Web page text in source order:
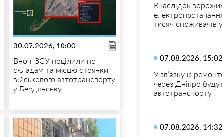
30.07.2026, 10:00
Вночі ЗСУ поцілили по
складам та місцю стоянки
військового автотранспорту
у Бердянську
Внаслідок
тисяч споживачів
07.08.2026, 15:02
У зв’язку із
через Дніпро
автотранспорту
07.08.2026, 14:32